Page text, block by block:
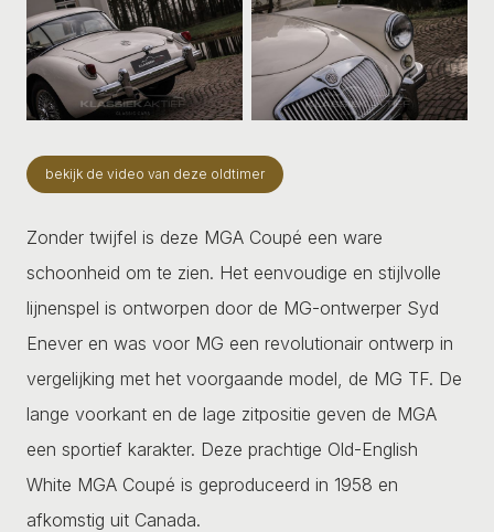
bekijk de video van deze oldtimer
Zonder twijfel is deze MGA Coupé een ware
schoonheid om te zien. Het eenvoudige en stijlvolle
lijnenspel is ontworpen door de MG-ontwerper Syd
Enever en was voor MG een revolutionair ontwerp in
vergelijking met het voorgaande model, de MG TF. De
lange voorkant en de lage zitpositie geven de MGA
een sportief karakter. Deze prachtige Old-English
White MGA Coupé is geproduceerd in 1958 en
afkomstig uit Canada.